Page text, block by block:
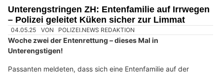
Unterengstringen ZH: Entenfamilie auf Irrwegen
– Polizei geleitet Küken sicher zur Limmat
04.05.25 VON POLIZEI.NEWS REDAKTION
Woche zwei der Entenrettung – dieses Mal in
Unterengstigen!
Passanten meldeten, dass sich eine Entenfamilie auf der